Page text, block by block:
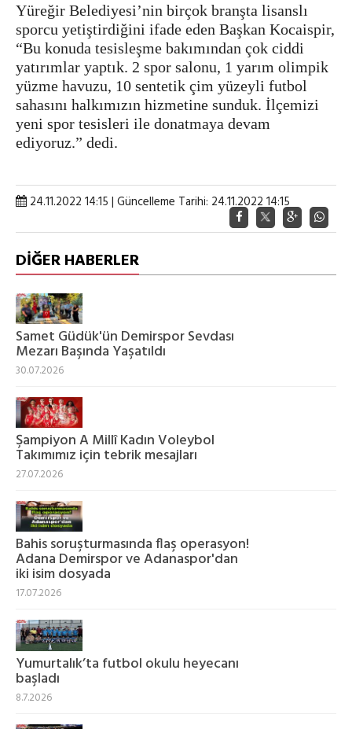
Yüreğir Belediyesi’nin birçok branşta lisanslı
sporcu yetiştirdiğini ifade eden Başkan Kocaispir,
“Bu konuda tesisleşme bakımından çok ciddi
yatırımlar yaptık. 2 spor salonu, 1 yarım olimpik
yüzme havuzu, 10 sentetik çim yüzeyli futbol
sahasını halkımızın hizmetine sunduk. İlçemizi
yeni spor tesisleri ile donatmaya devam
ediyoruz.” dedi.
24.11.2022 14:15 | Güncelleme Tarihi: 24.11.2022 14:15
DİĞER HABERLER
Samet Güdük'ün Demirspor Sevdası
Mezarı Başında Yaşatıldı
30.07.2026
Şampiyon A Millî Kadın Voleybol
Takımımız için tebrik mesajları
27.07.2026
Bahis soruşturmasında flaş operasyon!
Adana Demirspor ve Adanaspor'dan
iki isim dosyada
17.07.2026
Yumurtalık’ta futbol okulu heyecanı
başladı
8.7.2026